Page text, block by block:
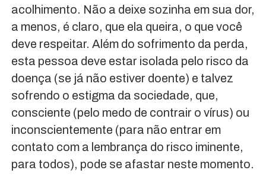
acolhimento. Não a deixe sozinha em sua dor,
a menos, é claro, que ela queira, o que você
deve respeitar. Além do sofrimento da perda,
esta pessoa deve estar isolada pelo risco da
doença (se já não estiver doente) e talvez
sofrendo o estigma da sociedade, que,
consciente (pelo medo de contrair o vírus) ou
inconscientemente (para não entrar em
contato com a lembrança do risco iminente,
para todos), pode se afastar neste momento.